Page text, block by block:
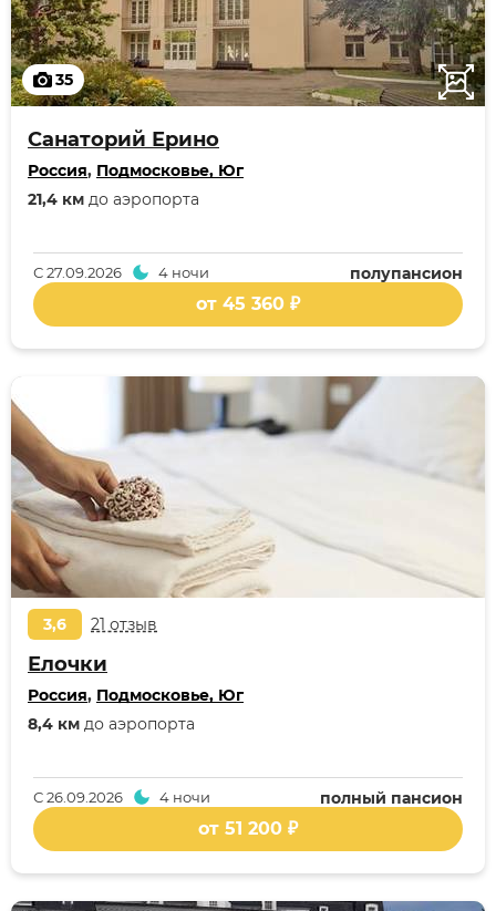
35
Санаторий Ерино
Россия, Подмосковье, Юг
21,4 км до аэропорта
полупансион
С27.09.2026 4 ночи
от 45 360 ₽
3,6 21 отзыв
Елочки
Россия, Подмосковье, Юг
8,4 км до аэропорта
полный пансион
С26.09.2026 4 ночи
от 51 200 ₽